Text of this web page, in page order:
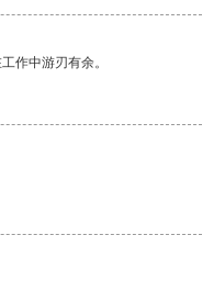
作中游刃有余。